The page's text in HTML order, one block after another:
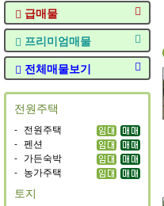
급매물
프리미엄매물
전체매물보기
전원주택
- 전원주택
- 펜션
- 가든숙박
- 농가주택
토지